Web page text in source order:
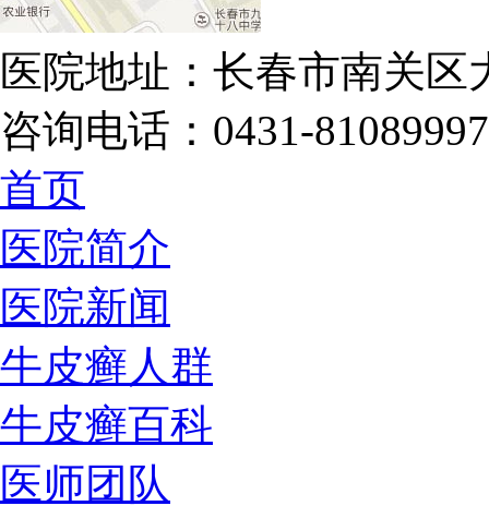
医院地址：长春市南关区
咨询电话：0431-81089997
首页
医院简介
医院新闻
牛皮癣人群
牛皮癣百科
医师团队